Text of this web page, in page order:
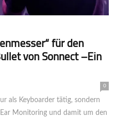
für den
von Sonnect –Ein
0
als Keyboarder tätig, sondern
Monitoring und damit um den